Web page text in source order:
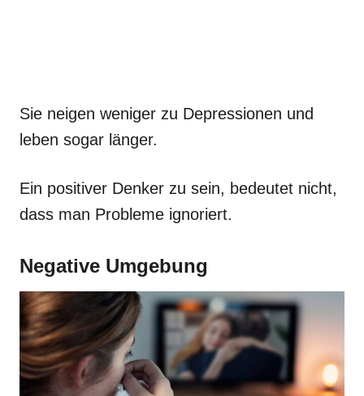
Sie neigen weniger zu Depressionen und
leben sogar länger.
Ein positiver Denker zu sein, bedeutet nicht,
dass man Probleme ignoriert.
Negative Umgebung